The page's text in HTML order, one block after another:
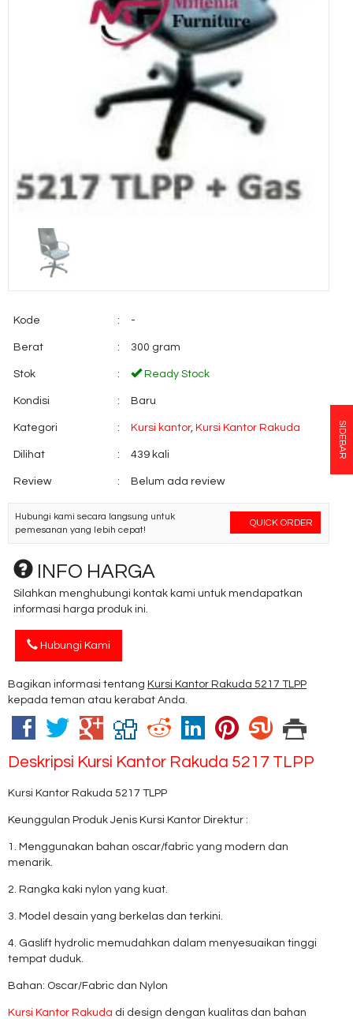
Kode : -
Berat : 300 gram
Stok : Ready Stock
Kondisi : Baru
Kategori : Kursi kantor, Kursi Kantor Rakuda
Dilihat : 439 kali
Review : Belum ada review
QUICK ORDER
Hubungi kami secara langsung untuk
pemesanan yang lebih cepat!
INFO HARGA
Silahkan menghubungi kontak kami untuk mendapatkan
informasi harga produk ini.
Hubungi Kami
Bagikan informasi tentang Kursi Kantor Rakuda 5217 TLPP
kepada teman atau kerabat Anda.
Deskripsi Kursi Kantor Rakuda 5217 TLPP
Kursi Kantor Rakuda 5217 TLPP
Keunggulan Produk Jenis Kursi Kantor Direktur :
1. Menggunakan bahan oscar/fabric yang modern dan
menarik.
2. Rangka kaki nylon yang kuat.
3. Model desain yang berkelas dan terkini.
4. Gaslift hydrolic memudahkan dalam menyesuaikan tinggi
tempat duduk.
Bahan: Oscar/Fabric dan Nylon
Kursi Kantor Rakuda di design dengan kualitas dan bahan
SIDEBAR